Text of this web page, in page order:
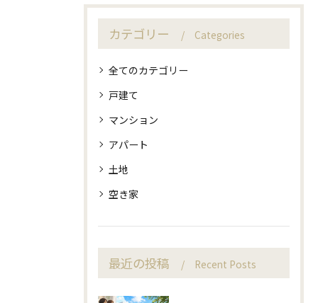
カテゴリー Categories
全てのカテゴリー
戸建て
マンション
アパート
土地
空き家
最近の投稿 Recent Posts